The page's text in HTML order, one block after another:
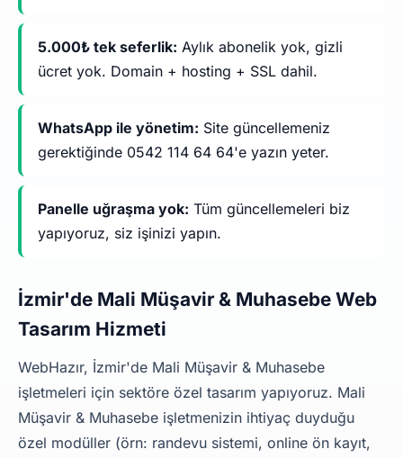
5.000₺ tek seferlik: Aylık abonelik yok, gizli
ücret yok. Domain + hosting + SSL dahil.
WhatsApp ile yönetim: Site güncellemeniz
gerektiğinde 0542 114 64 64'e yazın yeter.
Panelle uğraşma yok: Tüm güncellemeleri biz
yapıyoruz, siz işinizi yapın.
İzmir'de Mali Müşavir & Muhasebe Web
Tasarım Hizmeti
WebHazır, İzmir'de Mali Müşavir & Muhasebe
işletmeleri için sektöre özel tasarım yapıyoruz. Mali
Müşavir & Muhasebe işletmenizin ihtiyaç duyduğu
özel modüller (örn: randevu sistemi, online ön kayıt,